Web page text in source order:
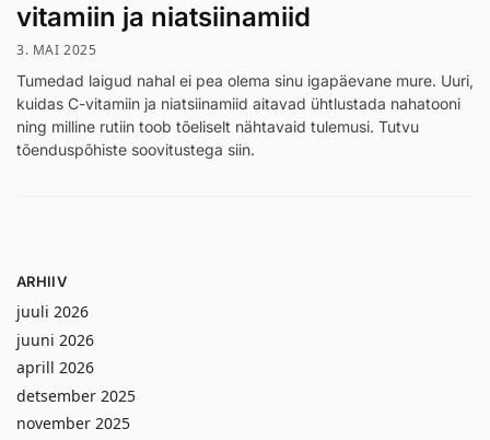
vitamiin ja niatsiinamiid
3. MAI 2025
Tumedad laigud nahal ei pea olema sinu igapäevane mure. Uuri,
kuidas C-vitamiin ja niatsiinamiid aitavad ühtlustada nahatooni
ning milline rutiin toob tõeliselt nähtavaid tulemusi. Tutvu
tõenduspõhiste soovitustega siin.
ARHIIV
juuli 2026
juuni 2026
aprill 2026
detsember 2025
november 2025